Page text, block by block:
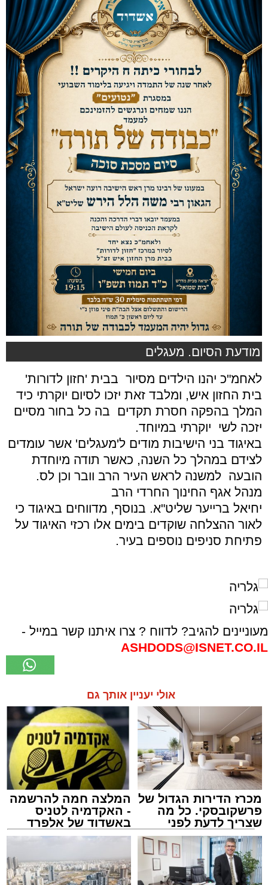
מודעת הסיום. מעגלים
לאחמ"כ יהנו הילדים מסיור בבית 'חזון לדורות'
בית החזון איש, ומלבד זאת יזכו לסיום יוקרתי כיד
המלך בהפקה חסרת תקדים בה כל בחור מסיים
יזכה לשי יוקרתי במיוחד.
באיגוד בני הישיבות מודים ל'מעגלים' אשר עומדים
לצידם במהלך כל השנה, כאשר תודה מיוחדת
הובעה למשנה לראש העיר הרב וובר וכן לס.
מנהל אגף החינוך החרדי הרב
יחיאל ברייער שליט"א. בנוסף, מדווחים באיגוד כי
לאור ההצלחה שוקדים בימים אלו רכזי האיגוד על
פתיחת סניפים נוספים בעיר.
מעוניינים להגיב? לדווח ? צרו איתנו קשר במייל -
ASHDODS@ISNET.CO.IL
אולי יעניין אותך גם
מכרז הדירות הגדול של
פרשקובסקי. כל מה
שצריך לדעת לפני
שמגישים הצעה לדירה
באשדוד
המלצה חמה להרשמה
- האקדמיה לטניס
באשדוד של אלפרד
קריאולנסקי - לילדים